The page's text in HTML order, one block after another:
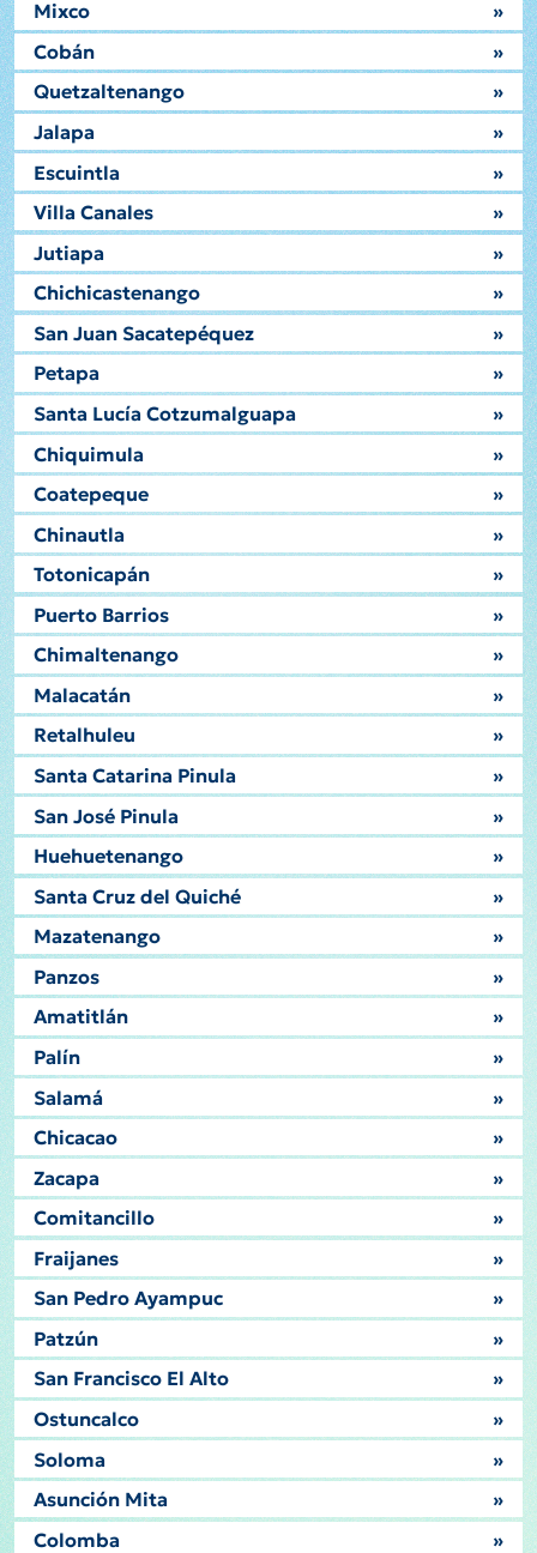
Mixco
»
Cobán
»
Quetzaltenango
»
Jalapa
»
Escuintla
»
Villa Canales
»
Jutiapa
»
Chichicastenango
»
San Juan Sacatepéquez
»
Petapa
»
Santa Lucía Cotzumalguapa
»
Chiquimula
»
Coatepeque
»
Chinautla
»
Totonicapán
»
Puerto Barrios
»
Chimaltenango
»
Malacatán
»
Retalhuleu
»
Santa Catarina Pinula
»
San José Pinula
»
Huehuetenango
»
Santa Cruz del Quiché
»
Mazatenango
»
Panzos
»
Amatitlán
»
Palín
»
Salamá
»
Chicacao
»
Zacapa
»
Comitancillo
»
Fraijanes
»
San Pedro Ayampuc
»
Patzún
»
San Francisco El Alto
»
Ostuncalco
»
Soloma
»
Asunción Mita
»
Colomba
»